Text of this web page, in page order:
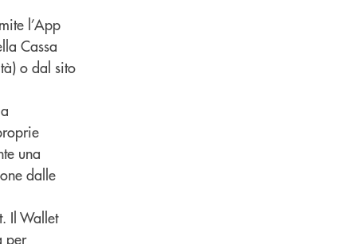
l’App
Cassa
o dal sito
una
dalle
Il Wallet
per